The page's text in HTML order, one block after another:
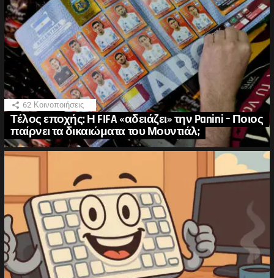
62 Κοινοποιήσεις
Τέλος εποχής: Η FIFA «αδειάζει» την Panini – Ποιος
παίρνει τα δικαιώματα του Μουντιάλ;